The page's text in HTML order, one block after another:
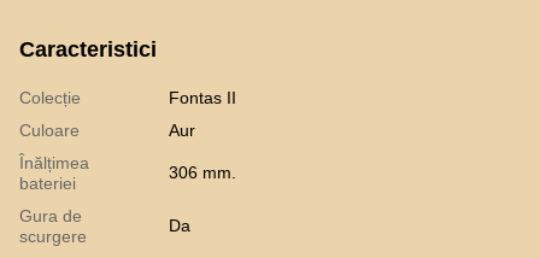
Caracteristici
Colecție
Fontas II
Culoare
Aur
Înălțimea
bateriei
306 mm.
Gura de
scurgere
Da